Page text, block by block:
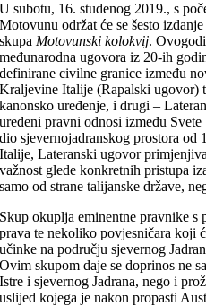
U subotu, 16. studenog 2019., s
Motovunu održat će se šesto
skupa Motovunski kolokvij.
međunarodna ugovora iz 20-ih
definirane civilne granice između
Kraljevine Italije (Rapalski ugovor)
kanonsko uređenje, i drugi –
uređeni pravni odnosi između
dio sjevernojadranskog prostora od
Italije, Lateranski ugovor
važnost glede konkretnih pristupa
samo od strane talijanske države,
Skup okuplja eminentne pravnike
prava te nekoliko povjesničara koji
učinke na području sjevernog
Ovim skupom daje se doprinos ne
Istre i sjevernog Jadrana, nego i
uslijed kojega je nakon propasti